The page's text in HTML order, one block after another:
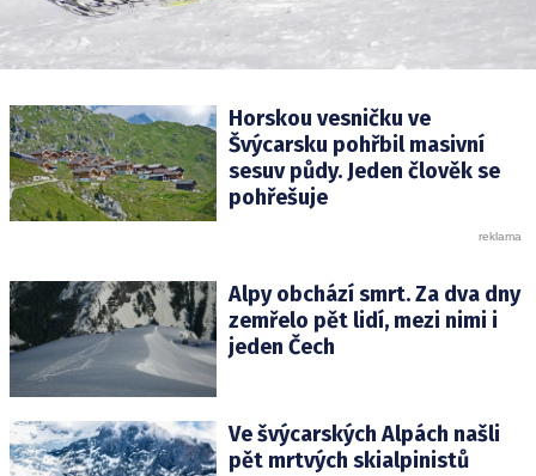
Horskou vesničku ve
Švýcarsku pohřbil masivní
sesuv půdy. Jeden člověk se
pohřešuje
Alpy obchází smrt. Za dva dny
zemřelo pět lidí, mezi nimi i
jeden Čech
Ve švýcarských Alpách našli
pět mrtvých skialpinistů